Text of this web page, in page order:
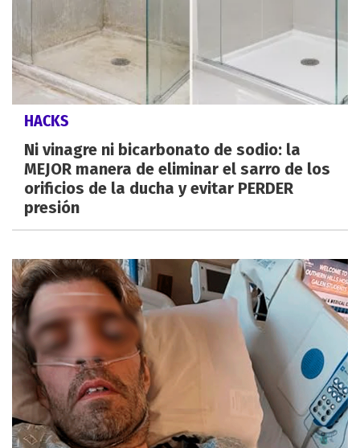
HACKS
Ni vinagre ni bicarbonato de sodio: la
MEJOR manera de eliminar el sarro de los
orificios de la ducha y evitar PERDER
presión